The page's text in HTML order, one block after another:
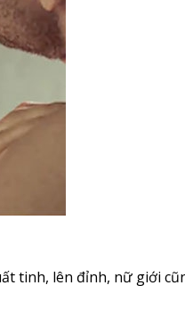
tinh, lên đỉnh, nữ giới